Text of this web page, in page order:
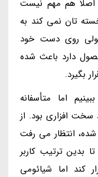
هم مهم نیست
تان نمی کند به
روی دست خود
دارد باعث شده
بگیرد.
اما متأسفانه
سخت افزاری بود. از
انتظار می رفت
بدین ترتیب کاربر
کند اما شیائومی